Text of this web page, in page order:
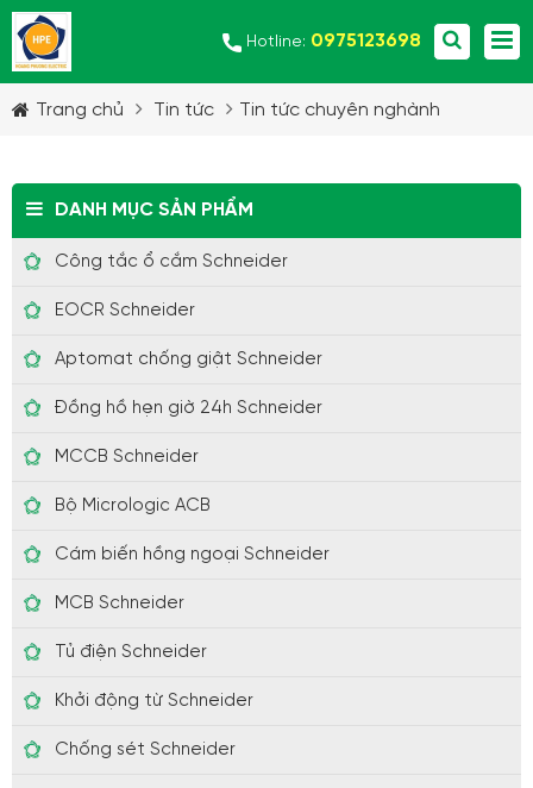
Hotline: 0975123698
Trang chủ Tin tức Tin tức chuyên nghành
DANH MỤC SẢN PHẨM
Công tắc ổ cắm Schneider
EOCR Schneider
Aptomat chống giật Schneider
Đồng hồ hẹn giờ 24h Schneider
MCCB Schneider
Bộ Micrologic ACB
Cám biến hồng ngoại Schneider
MCB Schneider
Tủ điện Schneider
Khởi động từ Schneider
Chống sét Schneider